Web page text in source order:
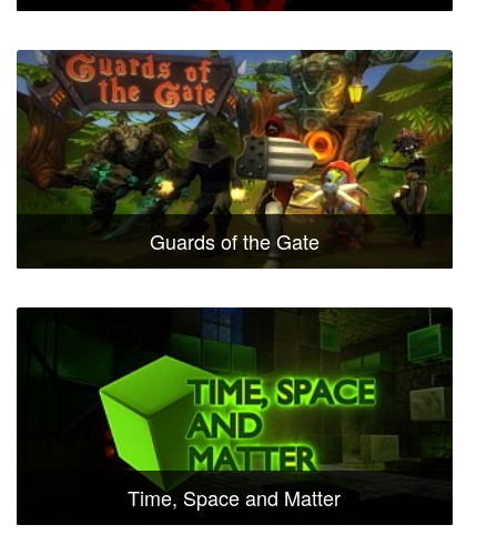
Guards of the Gate
Time, Space and Matter